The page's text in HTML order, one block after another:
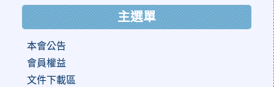
主選單
本會公告
會員權益
文件下載區